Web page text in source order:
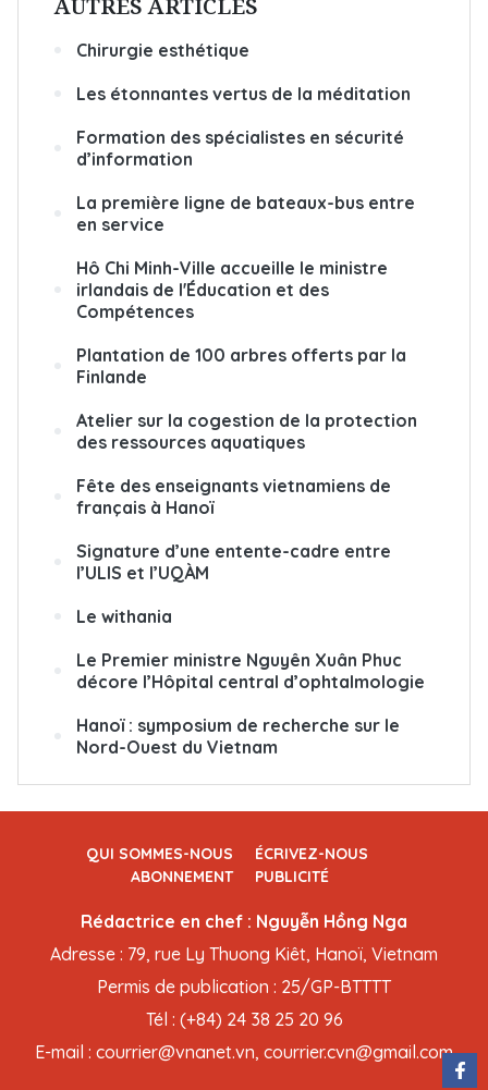
AUTRES ARTICLES
Chirurgie esthétique
Les étonnantes vertus de la méditation
Formation des spécialistes en sécurité
d’information
La première ligne de bateaux-bus entre
en service
Hô Chi Minh-Ville accueille le ministre
irlandais de l'Éducation et des
Compétences
Plantation de 100 arbres offerts par la
Finlande
Atelier sur la cogestion de la protection
des ressources aquatiques
Fête des enseignants vietnamiens de
français à Hanoï
Signature d’une entente-cadre entre
l’ULIS et l’UQÀM
Le withania
Le Premier ministre Nguyên Xuân Phuc
décore l’Hôpital central d’ophtalmologie
Hanoï : symposium de recherche sur le
Nord-Ouest du Vietnam
QUI SOMMES-NOUS
ÉCRIVEZ-NOUS
ABONNEMENT
PUBLICITÉ
Rédactrice en chef : Nguyễn Hồng Nga
Adresse : 79, rue Ly Thuong Kiêt, Hanoï, Vietnam
Permis de publication : 25/GP-BTTTT
Tél : (+84) 24 38 25 20 96
E-mail : courrier@vnanet.vn, courrier.cvn@gmail.com